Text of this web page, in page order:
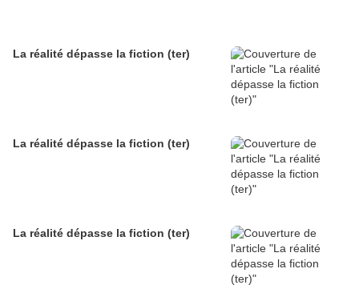
La réalité dépasse la fiction (ter)
La réalité dépasse la fiction (ter)
La réalité dépasse la fiction (ter)